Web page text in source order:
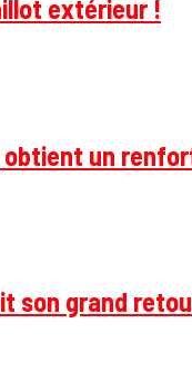
extérieur !
obtient un
son grand